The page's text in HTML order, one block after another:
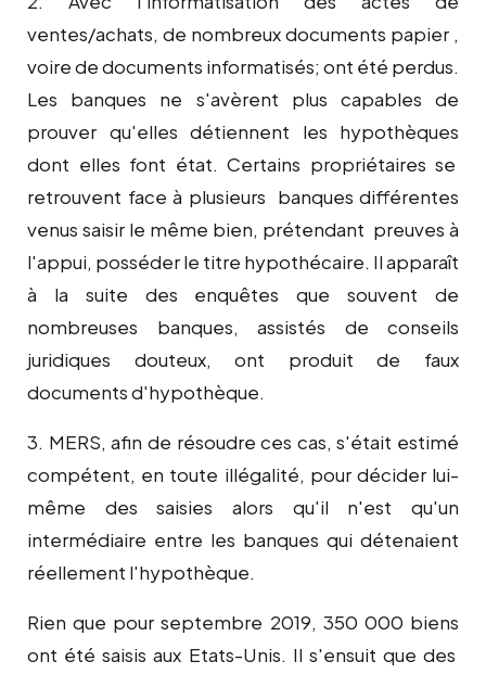
ventes/achats, de nombreux documents papier ,
voire de documents informatisés; ont été perdus.
Les banques ne s'avèrent plus capables de
prouver qu'elles détiennent les hypothèques
dont elles font état. Certains propriétaires se
retrouvent face à plusieurs banques différentes
venus saisir le même bien, prétendant preuves à
l'appui, posséder le titre hypothécaire. Il apparaît
à la suite des enquêtes que souvent de
nombreuses banques, assistés de conseils
juridiques douteux, ont produit de faux
documents d'hypothèque.
3. MERS, afin de résoudre ces cas, s'était estimé
compétent, en toute illégalité, pour décider lui-
même des saisies alors qu'il n'est qu'un
intermédiaire entre les banques qui détenaient
réellement l'hypothèque.
Rien que pour septembre 2019, 350 000 biens
ont été saisis aux Etats-Unis. Il s'ensuit que des